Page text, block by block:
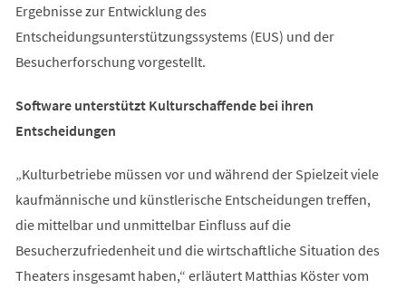
Ergebnisse zur Entwicklung des
Entscheidungsunterstützungssystems (EUS) und der
Besucherforschung vorgestellt.
Software unterstützt Kulturschaffende bei ihren
Entscheidungen
„Kulturbetriebe müssen vor und während der Spielzeit viele
kaufmännische und künstlerische Entscheidungen treffen,
die mittelbar und unmittelbar Einfluss auf die
Besucherzufriedenheit und die wirtschaftliche Situation des
Theaters insgesamt haben,“ erläutert Matthias Köster vom